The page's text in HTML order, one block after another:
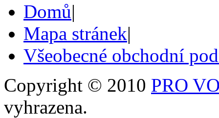
Domů|
Mapa stránek|
Všeobecné obchodní
Copyright © 2010 PRO
vyhrazena.